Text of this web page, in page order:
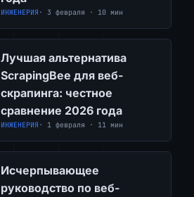
ИНЖЕНЕРИЯ · 3 февраля · 10 мин
Лучшая альтернатива
ScrapingBee для веб-
скрапинга: честное
сравнение 2026 года
ИНЖЕНЕРИЯ · 1 февраля · 11 мин
Исчерпывающее
руководство по веб-